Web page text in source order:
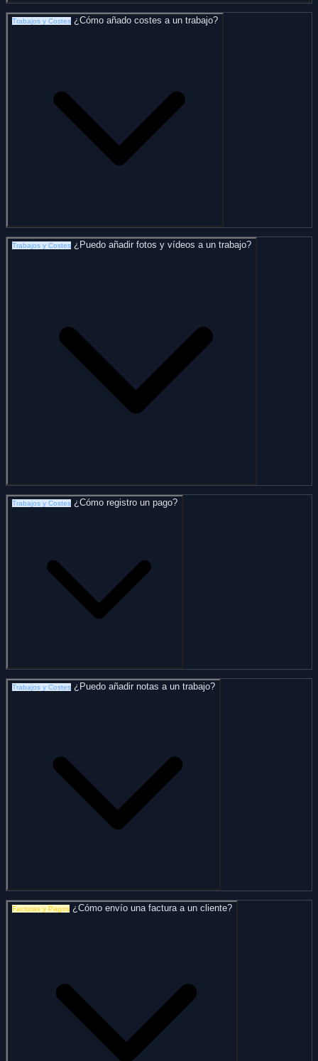
Trabajos y Costes ¿Cómo añado costes a un trabajo?
Trabajos y Costes ¿Puedo añadir fotos y vídeos a un trabajo?
Trabajos y Costes ¿Cómo registro un pago?
Trabajos y Costes ¿Puedo añadir notas a un trabajo?
Facturas y Pagos ¿Cómo envío una factura a un cliente?